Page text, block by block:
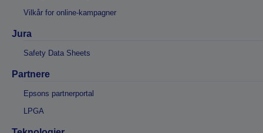
Vilkår for online-kampagner
Jura
Safety Data Sheets
Partnere
Epsons partnerportal
LPGA